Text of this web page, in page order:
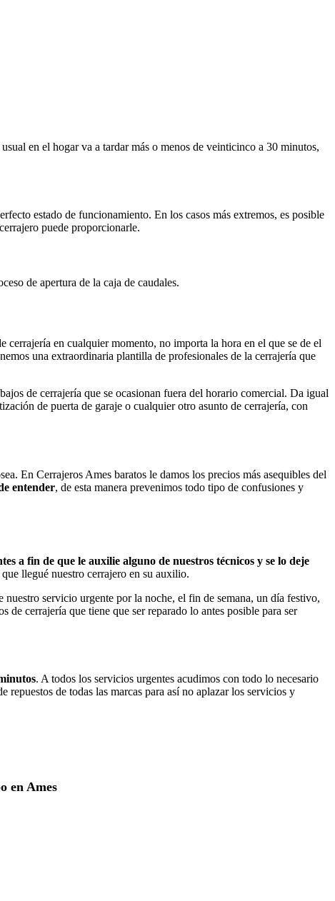
en el hogar va a tardar más o menos de veinticinco a 30 minutos,
estado de funcionamiento. En los casos más extremos, es posible
puede proporcionarle.
de apertura de la caja de caudales.
cerrajería en cualquier momento, no importa la hora en el que se de el
una extraordinaria plantilla de profesionales de la cerrajería que
de cerrajería que se ocasionan fuera del horario comercial. Da igual
de puerta de garaje o cualquier otro asunto de cerrajería, con
En Cerrajeros Ames baratos le damos los precios más asequibles del
entender, de esta manera prevenimos todo tipo de confusiones y
a fin de que le auxilie alguno de nuestros técnicos y se lo deje
llegué nuestro cerrajero en su auxilio.
nuestro servicio urgente por la noche, el fin de semana, un día festivo,
de cerrajería que tiene que ser reparado lo antes posible para ser
. A todos los servicios urgentes acudimos con todo lo necesario
repuestos de todas las marcas para así no aplazar los servicios y
en Ames